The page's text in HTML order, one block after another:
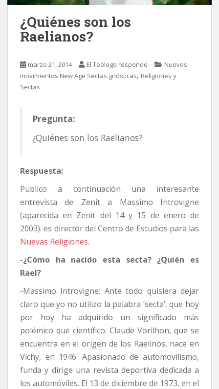
¿Quiénes son los
Raelianos?
marzo 21, 2014 El Teólogo responde
Nuevos
movimientos New Age Sectas gnósticas, Religiones y
Sectas
Pregunta:
¿Quiénes son los Raelianos?
Respuesta:
Publico a continuación una interesante
entrevista de Zenit a Massimo Introvigne
(aparecida en Zenit del 14 y 15 de enero de
2003). es director del Centro de Estudios para las
Nuevas Religiones.
-¿Cómo ha nacido esta secta? ¿Quién es
Rael?
-Massimo Introvigne: Ante todo quisiera dejar
claro que yo no utilizo la palabra ‘secta’, que hoy
por hoy ha adquirido un significado más
polémico que científico. Claude Vorilhon, que se
encuentra en el origen de los Raelinos, nace en
Vichy, en 1946. Apasionado de automovilismo,
funda y dirige una revista deportiva dedicada a
los automóviles. El 13 de diciembre de 1973, en el